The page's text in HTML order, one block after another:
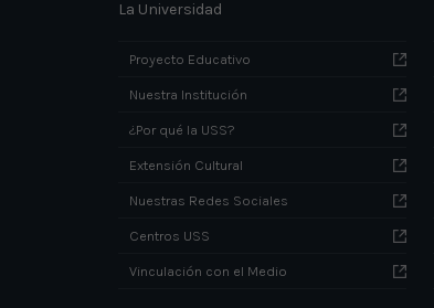
La Universidad
Proyecto Educativo
Nuestra Institución
¿Por qué la USS?
Extensión Cultural
Nuestras Redes Sociales
Centros USS
Vinculación con el Medio